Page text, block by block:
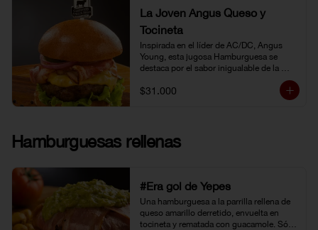
La Joven Angus Queso y
Tocineta
Inspirada en el líder de AC/DC, Angus
Young, esta jugosa Hamburguesa se
destaca por el sabor inigualable de la
$31.000
Hamburguesas rellenas
#Era gol de Yepes
Una hamburguesa a la parrilla rellena de
queso amarillo derretido, envuelta en
tocineta y rematada con guacamole. Sólo